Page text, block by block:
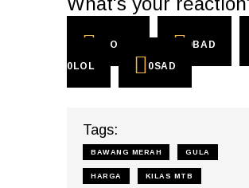
COOL 0BAD
0 LOL 0SAD
Tags:
BAWANG MERAH GULA
HARGA KILAS MTB